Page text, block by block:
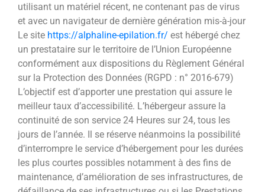
utilisant un matériel récent, ne contenant pas de virus
et avec un navigateur de dernière génération mis-à-jour
Le site https://alphaline-epilation.fr/ est hébergé chez
un prestataire sur le territoire de l’Union Européenne
conformément aux dispositions du Règlement Général
sur la Protection des Données (RGPD : n° 2016-679)
L’objectif est d’apporter une prestation qui assure le
meilleur taux d’accessibilité. L’hébergeur assure la
continuité de son service 24 Heures sur 24, tous les
jours de l’année. Il se réserve néanmoins la possibilité
d’interrompre le service d’hébergement pour les durées
les plus courtes possibles notamment à des fins de
maintenance, d’amélioration de ses infrastructures, de